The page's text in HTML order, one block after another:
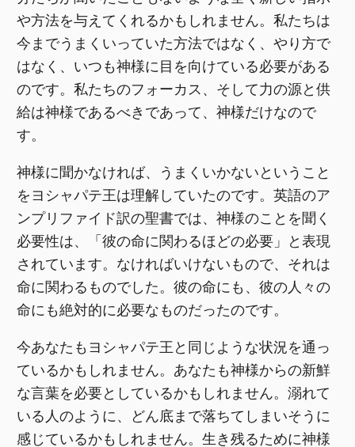
や方法を与えてくれるかもしれません。私たちは
今までうまくいっていた方法ではなく、やり方で
はなく、いつも神様に目を向けている必要がある
のです。私たちのフォーカス、そして力の源と供
給は神様であるべきであって、神様だけなので
す。
神様に聞かなければ、うまくいかないということ
をヨシャパテ王は理解していたのです。英語のア
ンプリファイド訳の聖書では、神様のことを聞く
必要性は、「彼の命に関わるほどの必要」と表現
されています。なければいけないもので、それは
命に関わるものでした。彼の命にも、彼の人々の
命にも絶対的に必要なものだったのです。
今あなたもヨシャパテ王と同じような状況を通っ
ているかもしれません。あなたも神様からの新鮮
な言葉を必要としているかもしれません。溺れて
いる人のように、どん底まで落ちてしまいそうに
感じているかもしれません。生き残るために神様